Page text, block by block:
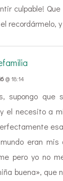
culpable!
recordármelo,
@ 18:14
supongo que
el necesito a
eran
pero yo no
buena», que